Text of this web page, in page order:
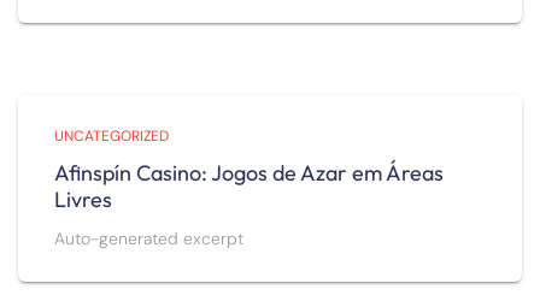
UNCATEGORIZED
Afinspín Casino: Jogos de Azar em Áreas
Livres
Auto-generated excerpt